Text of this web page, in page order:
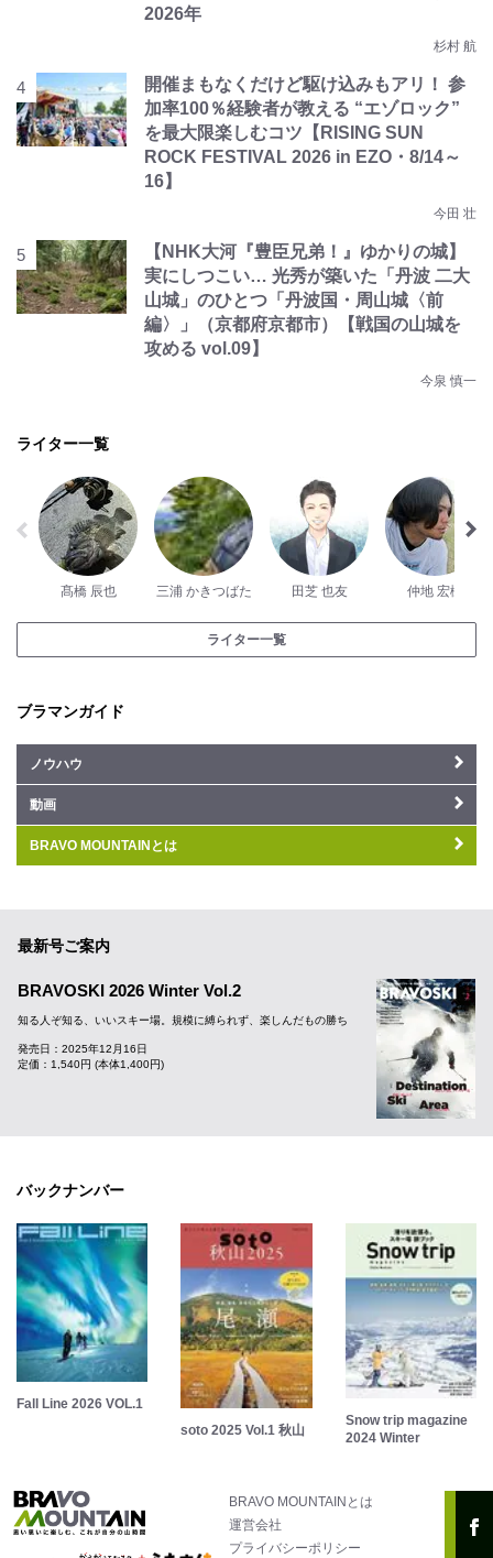
2026年
杉村 航
開催まもなくだけど駆け込みもアリ！ 参
加率100％経験者が教える “エゾロック”
を最大限楽しむコツ【RISING SUN
ROCK FESTIVAL 2026 in EZO・8/14～
16】
今田 壮
【NHK大河『豊臣兄弟！』ゆかりの城】
実にしつこい… 光秀が築いた「丹波 二大
山城」のひとつ「丹波国・周山城〈前
編〉」（京都府京都市）【戦国の山城を
攻める vol.09】
今泉 慎一
ライター一覧
髙橋 辰也 三浦 かきつばた 田芝 也友 仲地 宏樹
ライター一覧
ブラマンガイド
ノウハウ
動画
BRAVO MOUNTAINとは
最新号ご案内
BRAVOSKI 2026 Winter Vol.2
知る人ぞ知る、いいスキー場。規模に縛られず、楽しんだもの勝ち
発売日：2025年12月16日
定価：1,540円 (本体1,400円)
バックナンバー
Fall Line 2026 VOL.1
soto 2025 Vol.1 秋山
Snow trip magazine
2024 Winter
BRAVO MOUNTAINとは
運営会社
プライバシーポリシー